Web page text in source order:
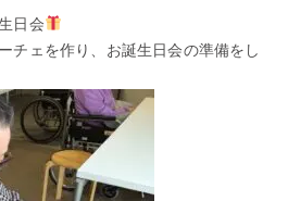
日会
チェを作り、お誕生日会の準備をし